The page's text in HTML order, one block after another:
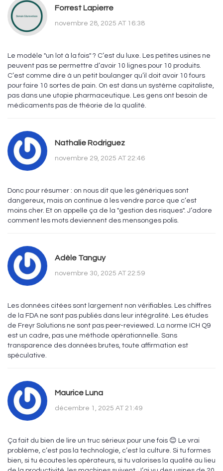
Forrest Lapierre
novembre 28, 2025 AT 16:38
Le modèle "un lot à la fois" ? C’est du luxe. Les petites usines ne
peuvent pas se permettre d’avoir 10 lignes pour 10 produits.
C’est comme dire à un petit boulanger qu’il doit avoir 10 fours
pour faire 10 sortes de pain. On est dans un système capitaliste,
pas dans une utopie pharmaceutique. Les gens ont besoin de
médicaments pas de théorie de la qualité.
Nathalie Rodriguez
novembre 29, 2025 AT 22:46
Donc pour résumer : on nous dit que les génériques sont
dangereux, mais on continue à les vendre parce que c’est
moins cher. Et on appelle ça de la "gestion des risques". J’adore
comment les mots deviennent des mensonges polis.
Adèle Tanguy
novembre 30, 2025 AT 22:59
Les données citées sont largement non vérifiables. Les chiffres
de la FDA ne sont pas publiés dans leur intégralité. Les études
de Freyr Solutions ne sont pas peer-reviewed. La norme ICH Q9
est un cadre, pas une méthode opérationnelle. Sans
transparence des données brutes, toute affirmation est
spéculative.
Maurice Luna
décembre 1, 2025 AT 21:49
Ça fait du bien de lire un truc sérieux pour une fois 😊 Le vrai
problème, c’est pas la technologie, c’est la culture. Si tu formes
bien, si tu écoutes les opérateurs, si tu valorises la qualité au lieu